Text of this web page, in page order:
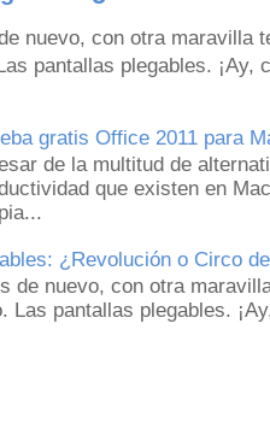
nuevo, con otra maravilla
pantallas plegables. ¡Ay,
gratis Office 2011 para
de la multitud de
que existen en
¿Revolución o Circo
de nuevo, con otra
Las pantallas plegables.